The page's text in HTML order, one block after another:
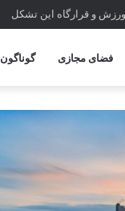
و قرارگاه این تشکل
فضای مجازی گوناگون